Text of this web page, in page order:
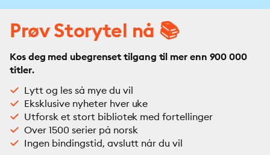
Prøv Storytel nå 📚
Kos deg med ubegrenset tilgang til mer enn 900 000
titler.
Lytt og les så mye du vil
Eksklusive nyheter hver uke
Utforsk et stort bibliotek med fortellinger
Over 1500 serier på norsk
Ingen bindingstid, avslutt når du vil